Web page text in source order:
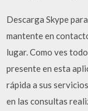
Descarga Skype
mantente en
lugar. Como ves
presente en esta
rápida a sus
en las consultas